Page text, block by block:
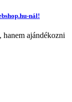
nál!
hanem ajándékozni